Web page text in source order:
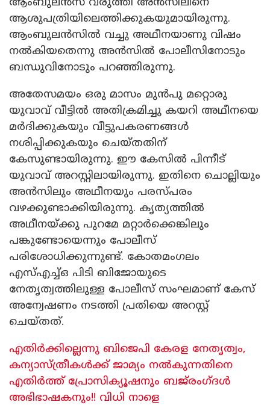
ആശുപത്രിയിലെത്തിക്കുകയുമായിരുന്നു.
ആംബുലൻസിൽ വച്ചു അഥീനയാണു വിഷം
നൽകിയതെന്നു അൻസിൽ പോലീസിനോടും
ബന്ധുവിനോടും പറഞ്ഞിരുന്നു.
അതേസമയം ഒരു മാസം മുൻപു മറ്റൊരു
യുവാവ് വീട്ടിൽ അതിക്രമിച്ചു കയറി അഥീനയെ
മർദിക്കുകയും വീട്ടുപകരണങ്ങൾ
നശിപ്പിക്കുകയും ചെയ്തതിന്
കേസുണ്ടായിരുന്നു. ഈ കേസിൽ പിന്നീട്
യുവാവ് അറസ്റ്റിലായിരുന്നു. ഇതിനെ ചൊല്ലിയും
അൻസിലും അഥീനയും പരസ്പരം
വഴക്കുണ്ടാക്കിയിരുന്നു. കൃത്യത്തിൽ
അഥീനയ്ക്കു പുറമേ മറ്റാർക്കെങ്കിലും
പങ്കുണ്ടോയെന്നും പോലീസ്
പരിശോധിക്കുന്നുണ്ട്. കോതമംഗലം
എസ്എച്ച്ഒ പിടി ബിജോയുടെ
നേതൃത്വത്തിലുള്ള പോലീസ് സംഘമാണ് കേസ്
അന്വേഷണം നടത്തി പ്രതിയെ അറസ്റ്റ്
ചെയ്തത്.
എതിർക്കില്ലെന്നു ബിജെപി കേരള നേതൃത്വം,
കന്യാസ്ത്രീകൾക്ക് ജാമ്യം നൽകുന്നതിനെ
എതിർത്ത് പ്രോസിക്യൂഷനും ബജ്‍രംഗ്ദൾ
അഭിഭാഷകനും!! വിധി നാളെ